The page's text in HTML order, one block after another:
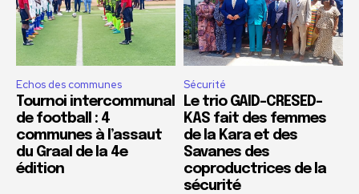
Echos des communes
Tournoi intercommunal
de football : 4
communes à l’assaut
du Graal de la 4e
édition
Sécurité
Le trio GAID-CRESED-
KAS fait des femmes
de la Kara et des
Savanes des
coproductrices de la
sécurité